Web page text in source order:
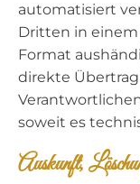
automatisiert
Dritten in
Format
direkte
soweit es
Auskunft,